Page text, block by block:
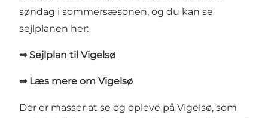
søndag i sommersæsonen, og du kan se
sejlplanen her:
⇒ Sejlplan til Vigelsø
⇒ Læs mere om Vigelsø
Der er masser at se og opleve på Vigelsø, som